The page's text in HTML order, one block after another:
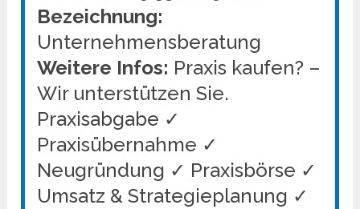
Bezeichnung:
Unternehmensberatung
Weitere Infos: Praxis kaufen? –
Wir unterstützen Sie.
Praxisabgabe ✓
Praxisübernahme ✓
Neugründung ✓ Praxisbörse ✓
Umsatz & Strategieplanung ✓